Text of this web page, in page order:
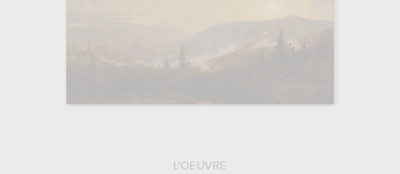
L'OEUVRE